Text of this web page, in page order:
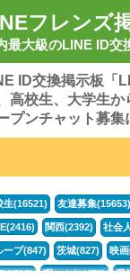
フレンズ
最大級のLINE ID交
ID交換掲示板「
高校生、大学生か
プンチャット募集
生(16521) 友達募集(15653)
関西(2392) 社会
ープ(847) 茨城(827) 映
暇つぶし(476) 愛